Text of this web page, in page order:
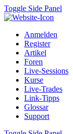
Toggle Side Panel
Anmelden
Register
Artikel
Foren
Live-Sessions
Kurse
Live-Trades
Link-Tipps
Glossar
Support